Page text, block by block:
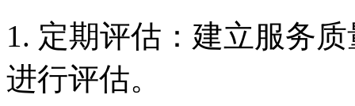
1. 定期评估：建立服务
进行评估。